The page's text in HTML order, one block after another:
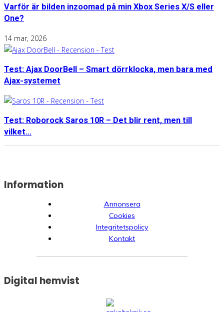
Varför är bilden inzoomad på min Xbox Series X/S eller
One?
14 mar, 2026
Test: Ajax DoorBell – Smart dörrklocka, men bara med
Ajax-systemet
Test: Roborock Saros 10R – Det blir rent, men till
vilket...
Information
Annonsera
Cookies
Integritetspolicy
Kontakt
Digital hemvist